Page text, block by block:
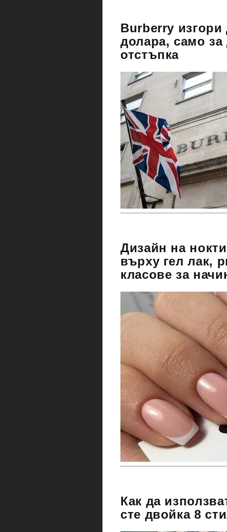
Burberry
долара, само
отстъпка
Дизайн на
върху гел лак,
класове за
Как да
сте двойка 8